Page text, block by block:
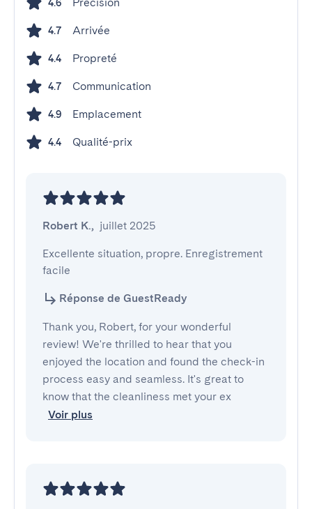
4.6
4.7 Arrivée
4.4 Propreté
4.7 Communication
4.9 Emplacement
4.4 Qualité-prix
Robert K., juillet 2025
Excellente situation, propre. Enregistrement
facile
Réponse de GuestReady
Thank you, Robert, for your wonderful
review! We're thrilled to hear that you
enjoyed the location and found the check-in
process easy and seamless. It's great to
know that the cleanliness met your ex
Voir plus